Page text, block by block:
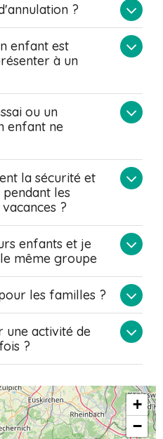
?
enfant est
à un
ou un
enfant ne
la sécurité et
les
?
enfants et je
même groupe
les familles ?
une activité de
?
+
−